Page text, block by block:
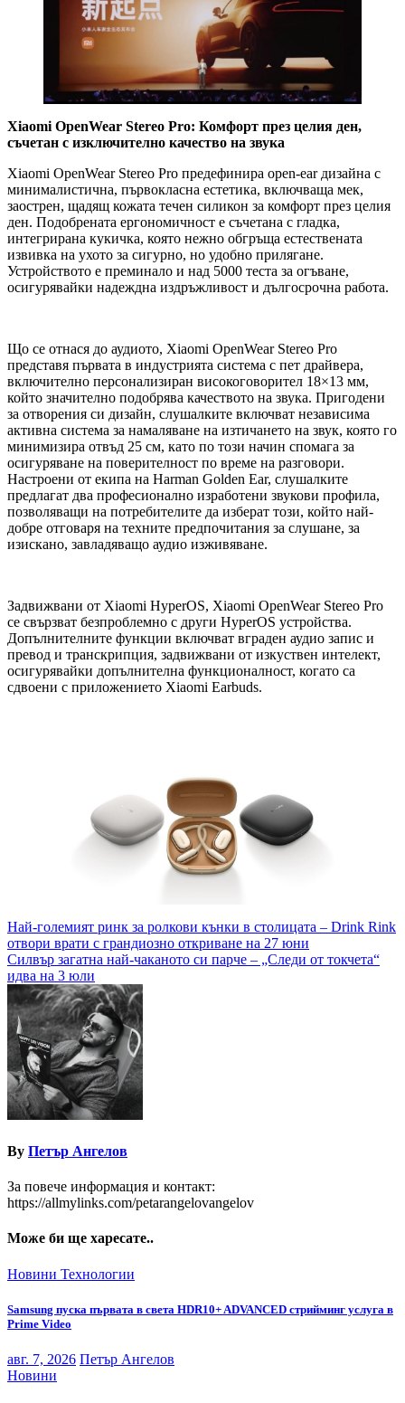
Xiaomi OpenWear Stereo Pro: Комфорт през целия ден,
съчетан с изключително качество на звука
Xiaomi OpenWear Stereo Pro предефинира open-ear дизайна с
минималистична, първокласна естетика, включваща мек,
заострен, щадящ кожата течен силикон за комфорт през целия
ден. Подобрената ергономичност е съчетана с гладка,
интегрирана кукичка, която нежно обгръща естествената
извивка на ухото за сигурно, но удобно прилягане.
Устройството е преминало и над 5000 теста за огъване,
осигурявайки надеждна издръжливост и дългосрочна работа.
Що се отнася до аудиото, Xiaomi OpenWear Stereo Pro
представя първата в индустрията система с пет драйвера,
включително персонализиран високоговорител 18×13 мм,
който значително подобрява качеството на звука. Пригодени
за отворения си дизайн, слушалките включват независима
активна система за намаляване на изтичането на звук, която го
минимизира отвъд 25 см, като по този начин спомага за
осигуряване на поверителност по време на разговори.
Настроени от екипа на Harman Golden Ear, слушалките
предлагат два професионално изработени звукови профила,
позволяващи на потребителите да изберат този, който най-
добре отговаря на техните предпочитания за слушане, за
изискано, завладяващо аудио изживяване.
Задвижвани от Xiaomi HyperOS, Xiaomi OpenWear Stereo Pro
се свързват безпроблемно с други HyperOS устройства.
Допълнителните функции включват вграден аудио запис и
превод и транскрипция, задвижвани от изкуствен интелект,
осигурявайки допълнителна функционалност, когато са
сдвоени с приложението Xiaomi Earbuds.
Навигация
Най-големият ринк за ролкови кънки в столицата – Drink Rink
отвори врати с грандиозно откриване на 27 юни
Силвър загатна най-чаканото си парче – „Следи от токчета“
идва на 3 юли
By Петър Ангелов
За повече информация и контакт:
https://allmylinks.com/petarangelovangelov
Може би ще харесате..
Новини Технологии
Samsung пуска първата в света HDR10+ ADVANCED стрийминг услуга в
Prime Video
авг. 7, 2026 Петър Ангелов
Новини